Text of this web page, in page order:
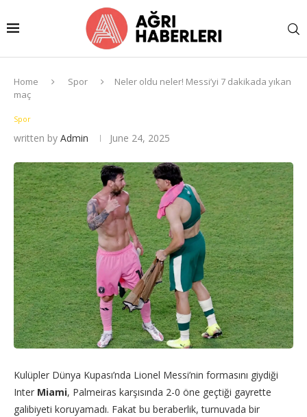
Home Spor
Neler oldu neler! Messi’yi 7 dakikada yıkan
maç
Spor
written by Admin June 24, 2025
Kulüpler Dünya Kupası’nda Lionel Messi’nin formasını giydiği
Inter Miami, Palmeiras karşısında 2-0 öne geçtiği gayrette
galibiyeti koruyamadı. Fakat bu beraberlik, turnuvada bir